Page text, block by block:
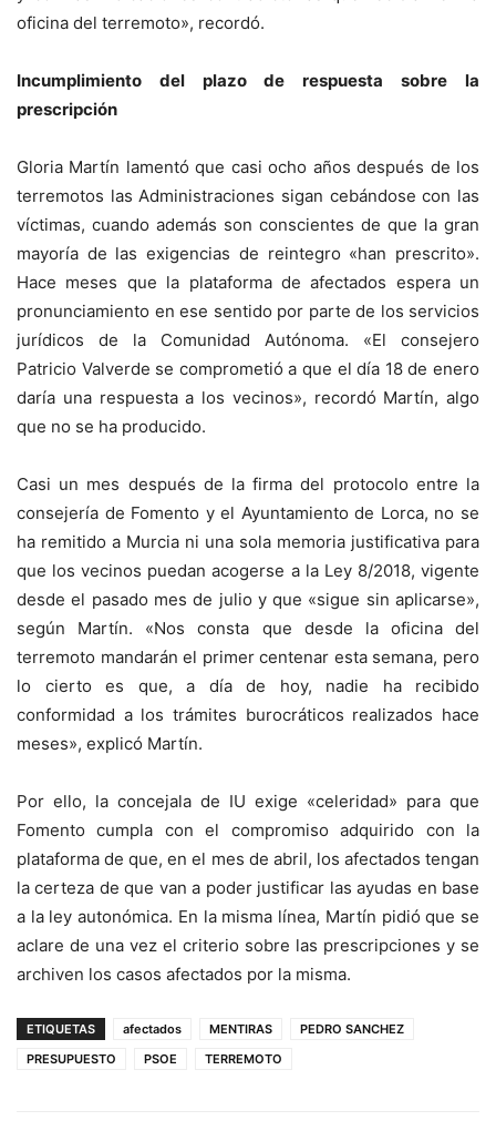
oficina del terremoto», recordó.
Incumplimiento del plazo de respuesta sobre la
prescripción
Gloria Martín lamentó que casi ocho años después de los
terremotos las Administraciones sigan cebándose con las
víctimas, cuando además son conscientes de que la gran
mayoría de las exigencias de reintegro «han prescrito».
Hace meses que la plataforma de afectados espera un
pronunciamiento en ese sentido por parte de los servicios
jurídicos de la Comunidad Autónoma. «El consejero
Patricio Valverde se comprometió a que el día 18 de enero
daría una respuesta a los vecinos», recordó Martín, algo
que no se ha producido.
Casi un mes después de la firma del protocolo entre la
consejería de Fomento y el Ayuntamiento de Lorca, no se
ha remitido a Murcia ni una sola memoria justificativa para
que los vecinos puedan acogerse a la Ley 8/2018, vigente
desde el pasado mes de julio y que «sigue sin aplicarse»,
según Martín. «Nos consta que desde la oficina del
terremoto mandarán el primer centenar esta semana, pero
lo cierto es que, a día de hoy, nadie ha recibido
conformidad a los trámites burocráticos realizados hace
meses», explicó Martín.
Por ello, la concejala de IU exige «celeridad» para que
Fomento cumpla con el compromiso adquirido con la
plataforma de que, en el mes de abril, los afectados tengan
la certeza de que van a poder justificar las ayudas en base
a la ley autonómica. En la misma línea, Martín pidió que se
aclare de una vez el criterio sobre las prescripciones y se
archiven los casos afectados por la misma.
ETIQUETAS afectados MENTIRAS
PEDRO SANCHEZ
PRESUPUESTO
PSOE TERREMOTO